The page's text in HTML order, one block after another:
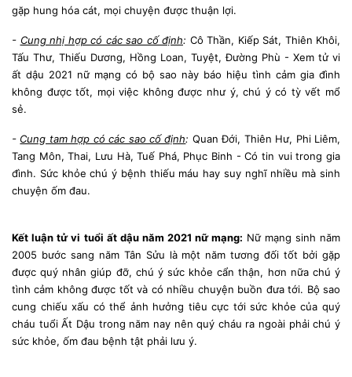
gặp hung hóa cát, mọi chuyện được thuận lợi.
- Cung nhị hợp có các sao cố định: Cô Thần, Kiếp Sát, Thiên Khôi,
Tấu Thư, Thiếu Dương, Hồng Loan, Tuyệt, Đường Phù - Xem tử vi
ất dậu 2021 nữ mạng có bộ sao này báo hiệu tình cảm gia đình
không được tốt, mọi việc không được như ý, chú ý có tỳ vết mổ
sẻ.
- Cung tam hợp có các sao cố định: Quan Đới, Thiên Hư, Phi Liêm,
Tang Môn, Thai, Lưu Hà, Tuế Phá, Phục Binh - Có tin vui trong gia
đình. Sức khỏe chú ý bệnh thiếu máu hay suy nghĩ nhiều mà sinh
chuyện ốm đau.
Kết luận tử vi tuổi ất dậu năm 2021 nữ mạng: Nữ mạng sinh năm
2005 bước sang năm Tân Sửu là một năm tương đối tốt bởi gặp
được quý nhân giúp đỡ, chú ý sức khỏe cẩn thận, hơn nữa chú ý
tình cảm không được tốt và có nhiều chuyện buồn đưa tới. Bộ sao
cung chiếu xấu có thể ảnh hưởng tiêu cực tới sức khỏe của quý
cháu tuổi Ất Dậu trong năm nay nên quý cháu ra ngoài phải chú ý
sức khỏe, ốm đau bệnh tật phải lưu ý.